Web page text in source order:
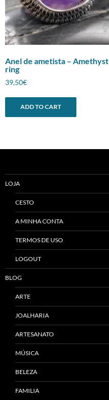
Anel de ametista – Amethyst
ring
39,50€
ADD TO CART
LOJA
CESTO
A MINHA CONTA
TERMOS DE USO
LOGOUT
BLOG
ARTE
JOALHARIA
ARTESANATO
MÚSICA
BELEZA
FAMILIA